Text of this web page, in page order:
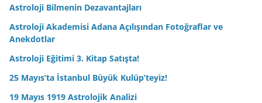
Astroloji Bilmenin Dezavantajları
Astroloji Akademisi Adana Açılışından Fotoğraflar ve
Anekdotlar
Astroloji Eğitimi 3. Kitap Satışta!
25 Mayıs’ta İstanbul Büyük Kulüp’teyiz!
19 Mayıs 1919 Astrolojik Analizi